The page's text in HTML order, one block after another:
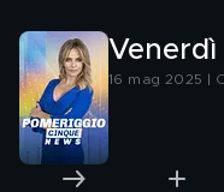
Venerdì
16 mag 2025 |